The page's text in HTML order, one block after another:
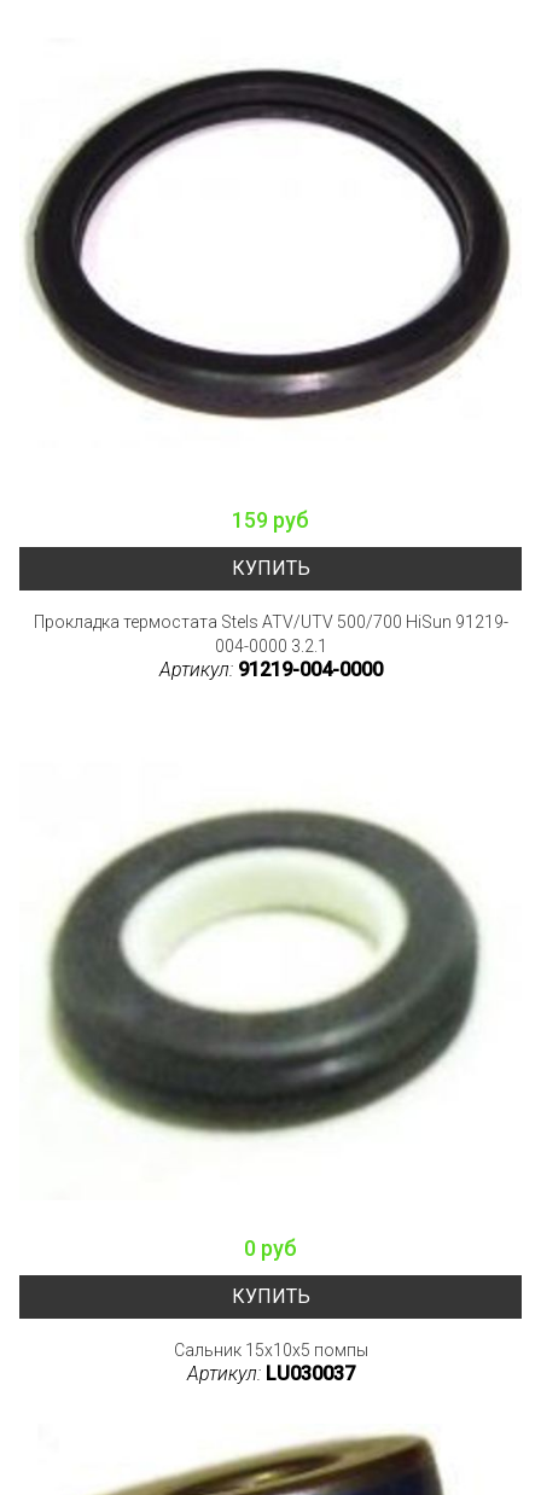
159 руб
КУПИТЬ
Прокладка термостата Stels ATV/UTV 500/700 HiSun 91219-
004-0000 3.2.1
Артикул: 91219-004-0000
0 руб
КУПИТЬ
Сальник 15x10x5 помпы
Артикул: LU030037